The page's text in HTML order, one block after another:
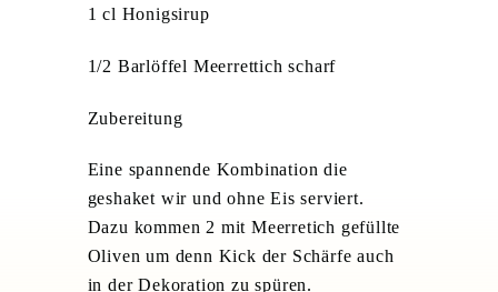
1 cl Honigsirup
1/2 Barlöffel Meerrettich scharf
Zubereitung
Eine spannende Kombination die
geshaket wir und ohne Eis serviert.
Dazu kommen 2 mit Meerretich gefüllte
Oliven um denn Kick der Schärfe auch
in der Dekoration zu spüren.